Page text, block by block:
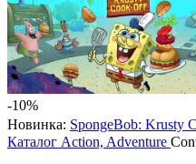
-10%
Новинка: SpongeBob: Krusty
Каталог Action, Adventure